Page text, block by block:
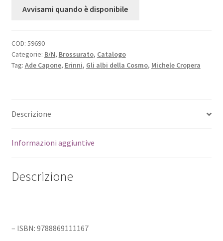
Avvisami quando è disponibile
COD: 59690
Categorie: B/N, Brossurato, Catalogo
Tag: Ade Capone, Erinni, Gli albi della Cosmo, Michele Cropera
Descrizione
Informazioni aggiuntive
Descrizione
– ISBN: 9788869111167